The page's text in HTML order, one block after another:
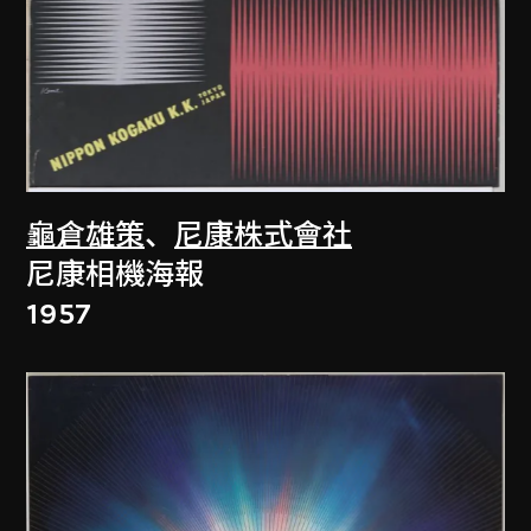
龜倉雄策、 尼康株式會社
尼康相機海報
1957